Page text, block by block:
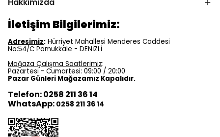
İletişim Bilgilerimiz:
Adresimiz: Hürriyet Mahallesi Menderes Caddesi
No:54/C Pamukkale - DENİZLİ
Mağaza Çalışma Saatlerimiz:
Pazartesi - Cumartesi: 09:00 / 20:00
Pazar Günleri Mağazamız Kapalıdır.
Telefon: 0258 211 36 14
WhatsApp: 0258 211 36 14